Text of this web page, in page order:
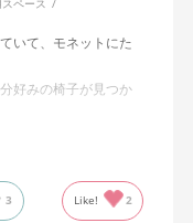
いて、モネットにた
好みの椅子が見つか
家に置くのに最適で
。
たので固定肘の物を
ンもバイカラーなど
3 Like! 2